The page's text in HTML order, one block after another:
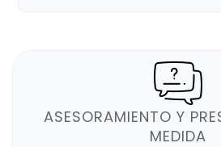
ASESORAMIENTO Y
MEDIDA